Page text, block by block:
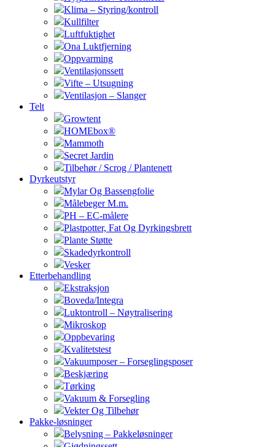
Klima – Styring/kontroll
Kullfilter
Luftfuktighet
Ona Luktfjerning
Oppvarming
Ventilasjonssett
Vifte – Utsugning
Ventilasjon – Slanger
Telt
Growtent
HOMEbox®
Mammoth
Secret Jardin
Tilbehør / Scrog / Plantenett
Dyrkeutstyr
Mylar Og Bassengfolie
Målebeger M.m.
PH – EC-målere
Plastpotter, Fat Og Dyrkingsbrett
Plante Støtte
Skadedyrkontroll
Vesker
Etterbehandling
Ekstraksjon
Boveda/Integra
Luktontroll – Nøytralisering
Mikroskop
Oppbevaring
Kvalitetstest
Vakuumposer – Forseglingsposer
Beskjæring
Tørking
Vakuum & Forsegling
Vekter Og Tilbehør
Pakke-løsninger
Belysning – Pakkeløsninger